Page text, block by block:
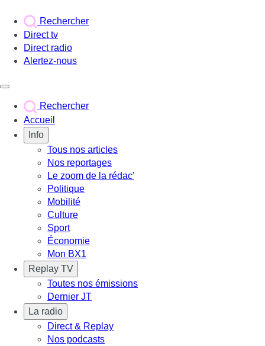
Rechercher
Direct tv
Direct radio
Alertez-nous
Rechercher
Accueil
Info
Tous nos articles
Nos reportages
Le zoom de la rédac'
Politique
Mobilité
Culture
Sport
Économie
Mon BX1
Replay TV
Toutes nos émissions
Dernier JT
La radio
Direct & Replay
Nos podcasts